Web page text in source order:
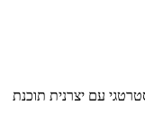
עם יצרנית תוכנת